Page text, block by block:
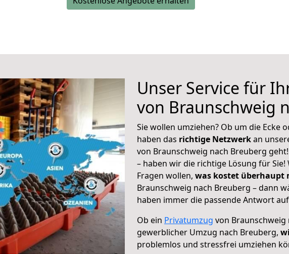
Unser Service für
von Braunschweig
Sie wollen umziehen? Ob um die Ecke
haben das richtige Netzwerkan
von Braunschweig nach Breuberg
– haben wir die richtige Lösung für
Fragen wollen, was kostet überhaupt
Braunschweig nach Breuberg – dann
haben immer die passende Antwort
Ob ein Privatumzug von
gewerblicher Umzug nach Breuberg,
problemlos und stressfrei umziehen